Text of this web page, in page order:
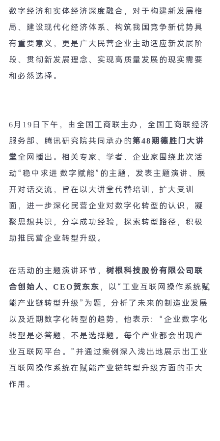
数字经济和实体经济深度融合，对于构建新发展格
局、建设现代化经济体系、构筑我国竞争新优势具
有重要意义，更是广大民营企业主动适应新发展阶
段、贯彻新发展理念、实现高质量发展的现实需要
和必然选择。
6月 19 日下午，由全国工商联主办，全国工商联经济
服务部、腾讯研究院共同承办的第48期德胜门大讲
堂全网播出。相关专家、学者、企业家围绕此次活
动 “稳中求进 数字赋能” 的主题，发表主题演讲、展
开对话交流，旨在以大讲堂代替培训，扩大受训
面，进一步深化民营企业对数字化转型的认识，凝
聚思想共识，分享成功经验，探索转型路径，积极
助推民营企业转型升级。
在活动的主题演讲环节， 树根科技股份有限公司联
合创始人、 CEO贺东东 ，以“ 工业互联网操作系统赋
能产业链转型升级 ” 为题，分析了未来的制造业发展
以及近期数字化转型的趋势，他表示： “ 企业数字化
转型是必答题，不是选择题。每个产业都会出现产
业互联网平台。 ” 并通过案例深入浅出地展示出工业
互联网操作系统在赋能产业链转型升级方面的重大
作用。